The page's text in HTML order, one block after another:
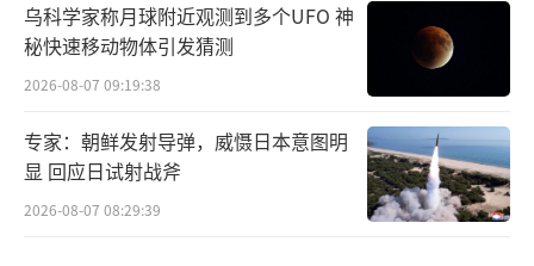
乌科学家称月球附近观测到多个UFO 神
秘快速移动物体引发猜测
2026-08-07 09:19:38
专家：朝鲜发射导弹，威慑日本意图明
显 回应日试射战斧
2026-08-07 08:29:39